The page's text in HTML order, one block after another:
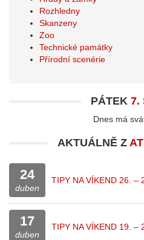
Rozhledny
Skanzeny
Zoo
Technické památky
Přírodní scenérie
PÁTEK 7.
Dnes má
AKTUÁLNĚ Z
24
duben
TIPY NA VÍKEND 26. –
17
duben
TIPY NA VÍKEND 19. –